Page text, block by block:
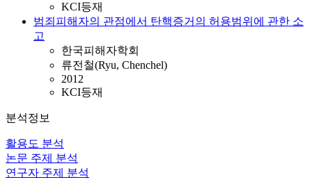
KCI등재
범죄피해자의 관점에서 탄핵증거의 허용범위에 관한 소
고
한국피해자학회
류전철(Ryu, Chenchel)
2012
KCI등재
분석정보
활용도 분석
논문 주제 분석
연구자 주제 분석